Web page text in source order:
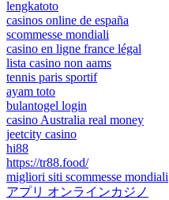
lengkatoto
casinos online de españa
scommesse mondiali
casino en ligne france légal
lista casino non aams
tennis paris sportif
ayam toto
bulantogel login
casino Australia real money
jeetcity casino
hi88
https://tr88.food/
migliori siti scommesse mondiali
アプリ オンラインカジノ